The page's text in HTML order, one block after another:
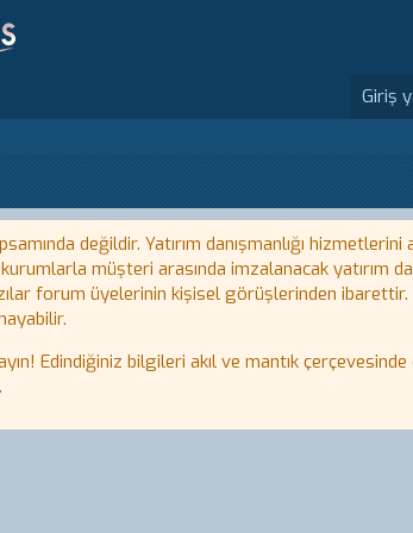
Giriş
değildir. Yatırım danışmanlığı hizmetlerini
müşteri arasında imzalanacak yatırım
forum üyelerinin kişisel görüşlerinden
Edindiğiniz bilgileri akıl ve mantık